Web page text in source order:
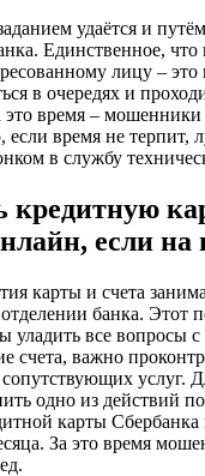
удаётся и
Единственное, что
лицу – это
в очередях и
время – мошенники
если время не терпит,
в службу
кредитную
если на
карты и счета
банка. Этот
уладить все вопросы
счета, важно
услуг.
одно из действий
карты
За это время